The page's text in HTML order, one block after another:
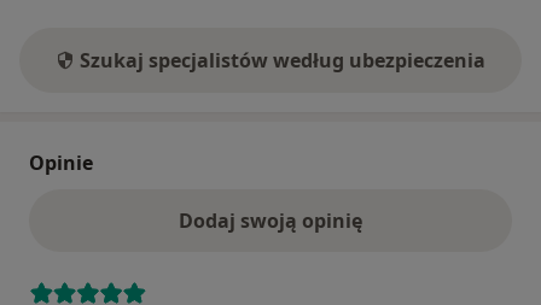
Szukaj specjalistów według ubezpieczenia
Opinie
Dodaj swoją opinię